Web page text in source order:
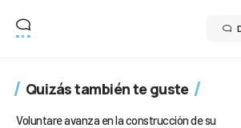
Quizás también te guste
Voluntare avanza en la construcción de su